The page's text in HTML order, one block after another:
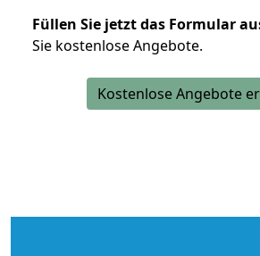
Füllen Sie jetzt das Formular
Sie kostenlose Angebote.
Kostenlose Angebote